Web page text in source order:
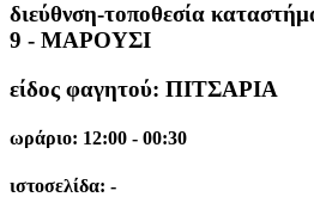
διεύθνση-τοποθεσία
9 - ΜΑΡΟΥΣΙ
είδος φαγητού: ΠΙΤΣΑΡΙΑ
ωράριο: 12:00 - 00:30
ιστοσελίδα: -